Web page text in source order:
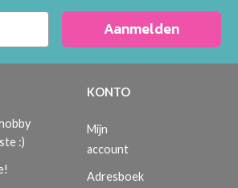
Aanmelden
:)
KONTO
Mijn
account
Adresboek